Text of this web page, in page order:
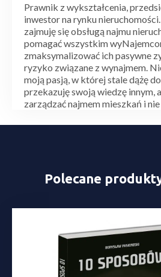
Prawnik z wykształcenia,
inwestor na rynku
zajmuję się obsługą najmu
pomagać wszystkim
zmaksymalizować ich pasywne
ryzyko związane z wynajmem.
moją pasją, w której stale dążę
przekazuję swoją wiedzę innym,
zarządzać najmem mieszkań i
Polecane